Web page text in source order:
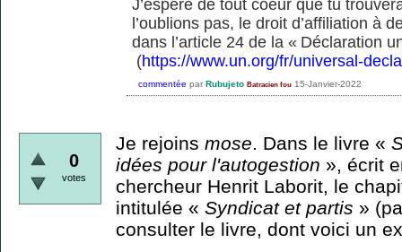
J’espère de tout coeur que tu
l’oublions pas, le droit d’affiliation à
dans l’article 24 de la « Déclaration
(https://www.un.org/fr/universal-
commentée par Rubujeto Batracien fou 15-Janvier-2022
0
votes
Je rejoins mose. Dans le livre «
idées pour l'autogestion », écrit
chercheur Henrit Laborit, le
intitulée « Syndicat et partis »
consulter le livre, dont voici un